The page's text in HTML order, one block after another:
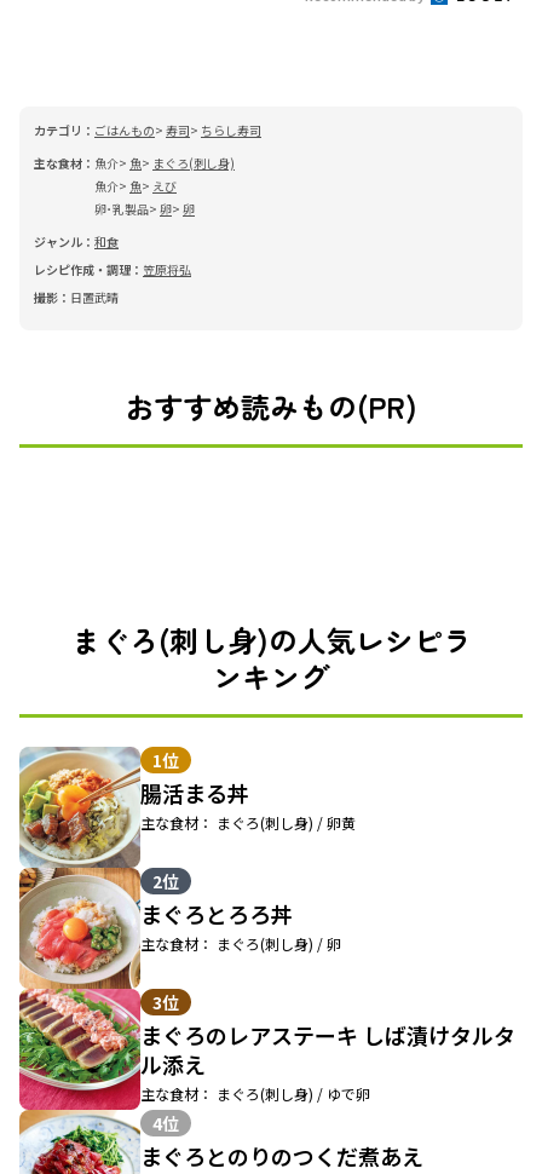
カテゴリ： ごはんもの 寿司
ちらし寿司
主な食材： 魚介 魚
まぐろ(刺し身)
魚介
魚
えび
卵･乳製品 卵 卵
ジャンル： 和食
レシピ作成・調理： 笠原将弘
撮影： 日置武晴
おすすめ読みもの(PR)
まぐろ(刺し身)の人気レシピラ
ンキング
1位
腸活まる丼
主な食材： まぐろ(刺し身) / 卵黄
2位
まぐろとろろ丼
主な食材： まぐろ(刺し身) / 卵
3位
まぐろのレアステーキ しば漬けタルタ
ル添え
主な食材： まぐろ(刺し身) / ゆで卵
4位
まぐろとのりのつくだ煮あえ